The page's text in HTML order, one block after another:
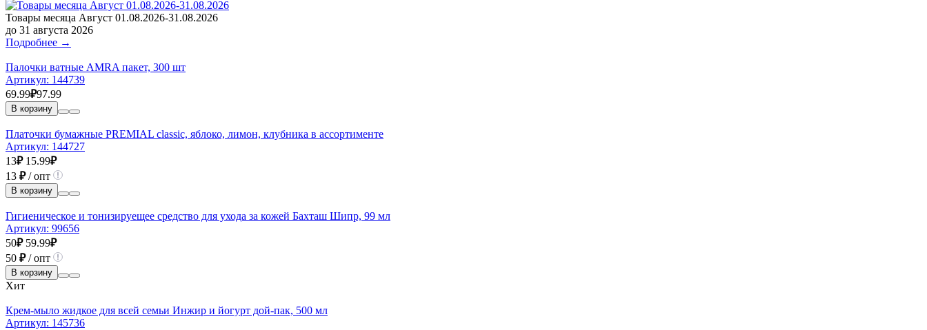
Товары месяца Август 01.08.2026-31.08.2026
до 31 августа 2026
Подробнее →
Палочки ватные AMRA пакет, 300 шт
Артикул: 144739
69.99₽97.99
В корзину
Платочки бумажные PREMIAL classic, яблоко, лимон, клубника в ассортименте
Артикул: 144727
13₽ 15.99₽
13 ₽/ опт
В корзину
Гигиеническое и тонизируещее средство для ухода за кожей Бахташ Шипр, 99 мл
Артикул: 99656
50₽ 59.99₽
50 ₽/ опт
В корзину
Хит
Крем-мыло жидкое для всей семьи Инжир и йогурт дой-пак, 500 мл
Артикул: 145736